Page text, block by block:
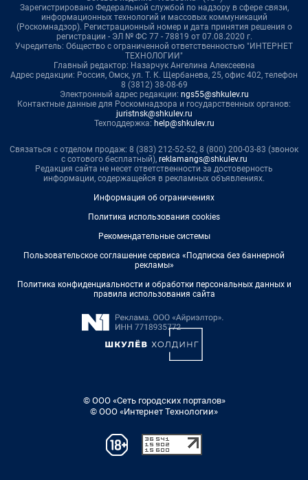
Зарегистрировано Федеральной службой по надзору в сфере связи,
информационных технологий и массовых коммуникаций
(Роскомнадзор). Регистрационный номер и дата принятия решения о
регистрации - ЭЛ № ФС 77 - 78819 от 07.08.2020 г.
Учредитель: Общество с ограниченной ответственностью "ИНТЕРНЕТ
ТЕХНОЛОГИИ"
Главный редактор: Назарчук Ангелина Алексеевна
Адрес редакции: Россия, Омск, ул. Т. К. Щербанева, 25, офис 402, телефон
8 (3812) 38-08-69
Электронный адрес редакции: ngs55@shkulev.ru
Контактные данные для Роскомнадзора и государственных органов:
juristnsk@shkulev.ru
Техподдержка: help@shkulev.ru
Связаться с отделом продаж: 8 (383) 212-52-52, 8 (800) 200-03-83 (звонок
с сотового бесплатный), reklamangs@shkulev.ru
Редакция сайта не несет ответственности за достоверность
информации, содержащейся в рекламных объявлениях.
Информация об ограничениях
Политика использования cookies
Рекомендательные системы
Пользовательское соглашение сервиса «Подписка без баннерной
рекламы»
Политика конфиденциальности и обработки персональных данных и
правила использования сайта
© ООО «Сеть городских порталов»
© ООО «Интернет Технологии»